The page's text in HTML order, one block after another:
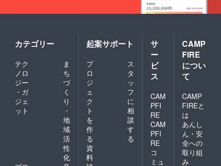
カテゴリー
テク
ノロ
ジー
・ガ
ジェ
ット
ま
ち
づ
く
り
・
地
域
活
性
化
起案サポート
プ
ロ
ジ
ェ
ク
ト
を
作
る
ス
タ
ッ
フ
に
相
談
す
る
資
料
サ
ー
ビ
ス
CAM
PFI
RE
CAM
PFI
RE
コ
ミュ
CAMP
FIRE
につい
て
CAMP
FIREと
は
あんし
ん・安
全への
取り組
み